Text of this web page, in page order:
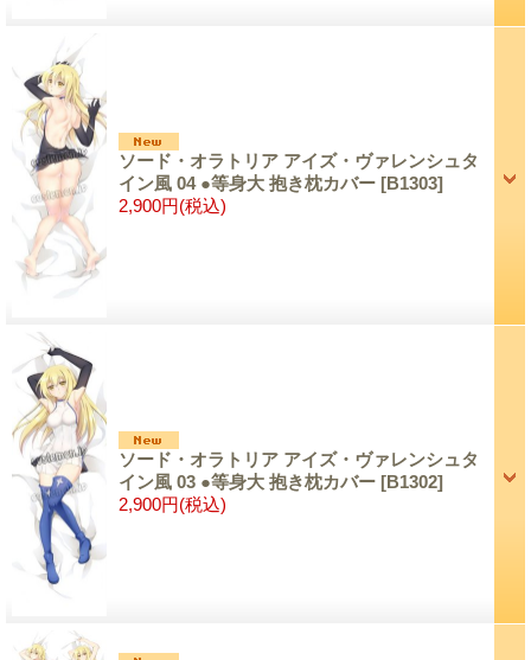
ソード・オラトリア アイズ・ヴァレンシュタ
イン風 04 ●等身大 抱き枕カバー [B1303]
2,900円(税込)
ソード・オラトリア アイズ・ヴァレンシュタ
イン風 03 ●等身大 抱き枕カバー [B1302]
2,900円(税込)